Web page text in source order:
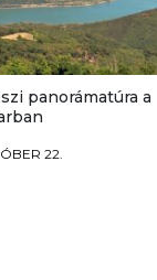
panorámatúra a
22.